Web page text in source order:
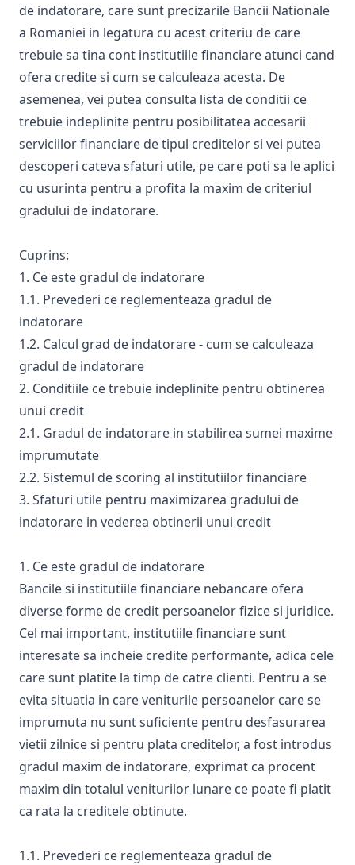
de indatorare, care sunt precizarile Bancii Nationale
a Romaniei in legatura cu acest criteriu de care
trebuie sa tina cont institutiile financiare atunci cand
ofera credite si cum se calculeaza acesta. De
asemenea, vei putea consulta lista de conditii ce
trebuie indeplinite pentru posibilitatea accesarii
serviciilor financiare de tipul creditelor si vei putea
descoperi cateva sfaturi utile, pe care poti sa le aplici
cu usurinta pentru a profita la maxim de criteriul
gradului de indatorare.
Cuprins:
1. Ce este gradul de indatorare
1.1. Prevederi ce reglementeaza gradul de
indatorare
1.2. Calcul grad de indatorare - cum se calculeaza
gradul de indatorare
2. Conditiile ce trebuie indeplinite pentru obtinerea
unui credit
2.1. Gradul de indatorare in stabilirea sumei maxime
imprumutate
2.2. Sistemul de scoring al institutiilor financiare
3. Sfaturi utile pentru maximizarea gradului de
indatorare in vederea obtinerii unui credit
1. Ce este gradul de indatorare
Bancile si institutiile financiare nebancare ofera
diverse forme de credit persoanelor fizice si juridice.
Cel mai important, institutiile financiare sunt
interesate sa incheie credite performante, adica cele
care sunt platite la timp de catre clienti. Pentru a se
evita situatia in care veniturile persoanelor care se
imprumuta nu sunt suficiente pentru desfasurarea
vietii zilnice si pentru plata creditelor, a fost introdus
gradul maxim de indatorare, exprimat ca procent
maxim din totalul veniturilor lunare ce poate fi platit
ca rata la creditele obtinute.
1.1. Prevederi ce reglementeaza gradul de